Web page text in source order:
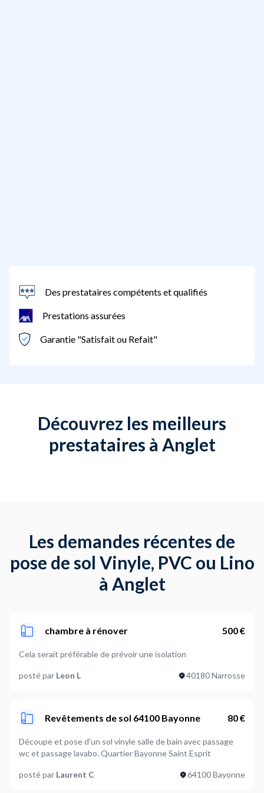
Des prestataires compétents et qualifiés
Prestations assurées
Garantie "Satisfait ou Refait"
Découvrez les meilleurs
prestataires à Anglet
Les demandes récentes de
pose de sol Vinyle, PVC ou Lino
à Anglet
chambre à rénover 500 €
Cela serait préférable de prévoir une isolation
posté par Leon L 40180 Narrosse
Revêtements de sol 64100 Bayonne 80 €
Découpe et pose d'un sol vinyle salle de bain avec passage
wc et passage lavabo. Quartier Bayonne Saint Esprit
posté par Laurent C 64100 Bayonne